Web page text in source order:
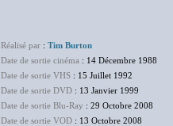
Réalisé par : Tim Burton
Date de sortie cinéma : 14 Décembre 1988
Date de sortie VHS : 15 Juillet 1992
Date de sortie DVD : 13 Janvier 1999
Date de sortie Blu-Ray : 29 Octobre 2008
Date de sortie VOD : 13 Octobre 2008